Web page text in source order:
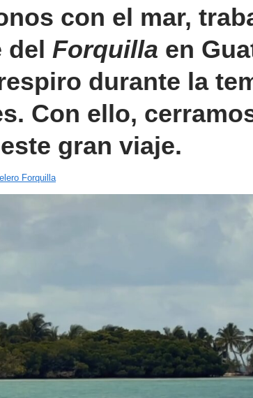
con el mar,
del Forquilla en
durante la
Con ello,
gran viaje.
Forquilla